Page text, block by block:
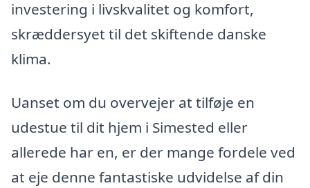
investering i livskvalitet og komfort,
skræddersyet til det skiftende danske
klima.
Uanset om du overvejer at tilføje en
udestue til dit hjem i Simested eller
allerede har en, er der mange fordele ved
at eje denne fantastiske udvidelse af din